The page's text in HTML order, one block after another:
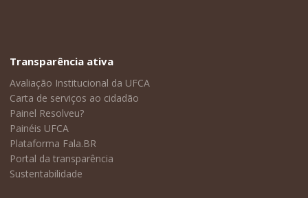
Transparência ativa
Avaliação Institucional da UFCA
Carta de serviços ao cidadão
Painel Resolveu?
Painéis UFCA
Plataforma Fala.BR
Portal da transparência
Sustentabilidade